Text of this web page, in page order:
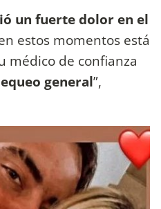
un fuerte dolor en el
estos momentos está
médico de confianza
general”,